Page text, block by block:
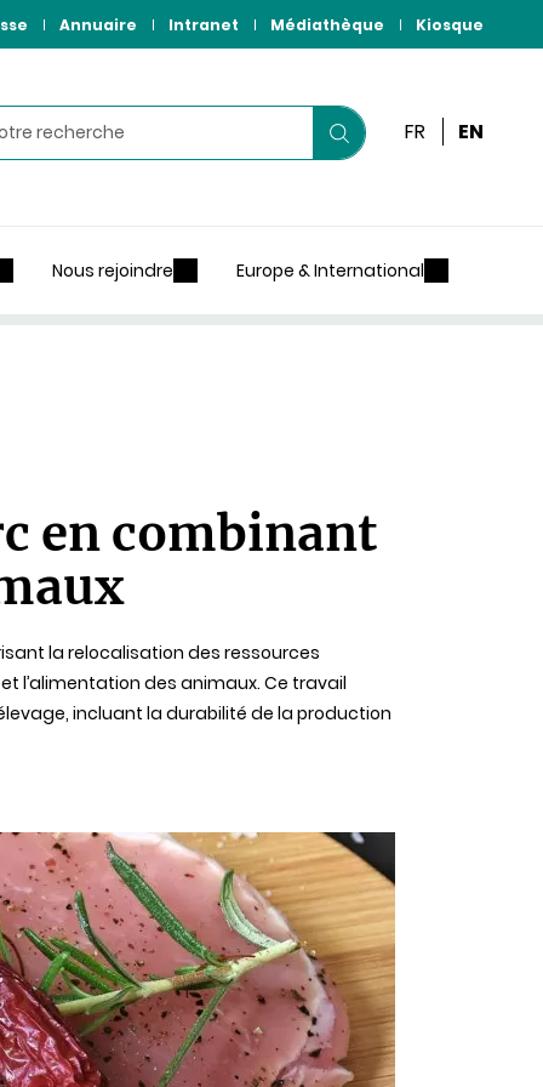
Annuaire Intranet Médiathèque Kiosque
Lancer
FR EN
Nous rejoindre Europe & International
en combinant
la relocalisation des ressources
l’alimentation des animaux. Ce travail
incluant la durabilité de la production